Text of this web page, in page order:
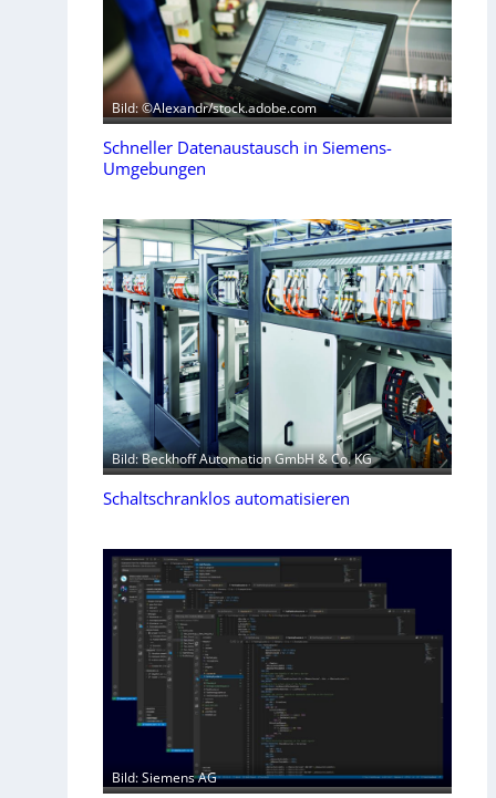
Bild: ©Alexandr/stock.adobe.com
Schneller Datenaustausch in Siemens-
Umgebungen
Bild: Beckhoff Automation GmbH & Co. KG
Schaltschranklos automatisieren
Bild: Siemens AG